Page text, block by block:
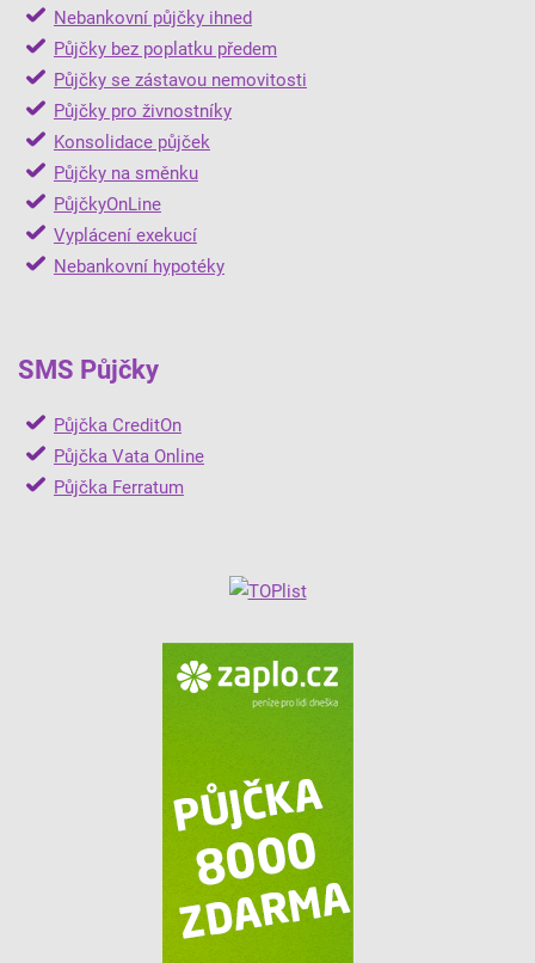
Nebankovní půjčky ihned
Půjčky bez poplatku předem
Půjčky se zástavou nemovitosti
Půjčky pro živnostníky
Konsolidace půjček
Půjčky na směnku
PůjčkyOnLine
Vyplácení exekucí
Nebankovní hypotéky
SMS Půjčky
Půjčka CreditOn
Půjčka Vata Online
Půjčka Ferratum